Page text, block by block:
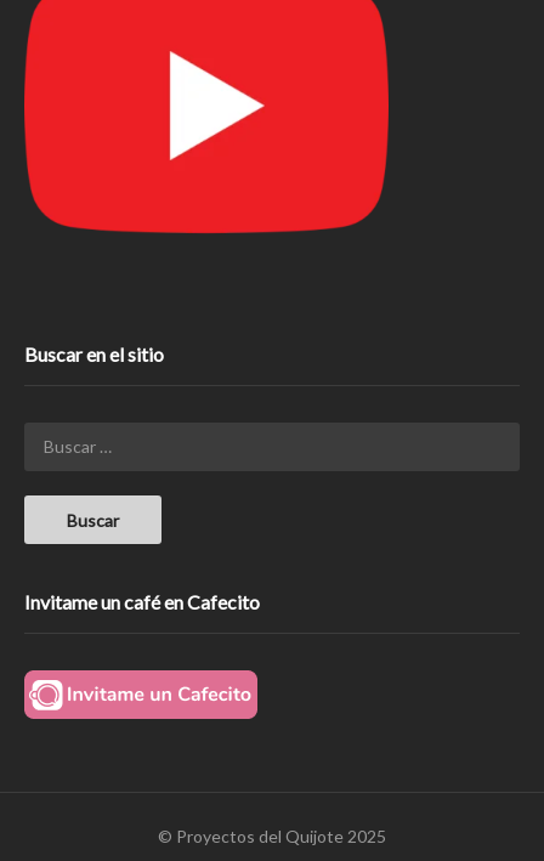
Buscar en el sitio
Invitame un café en Cafecito
© Proyectos del Quijote 2025